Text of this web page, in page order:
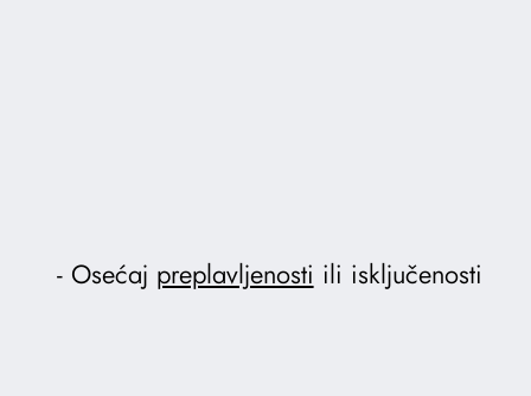
Osećaj preplavljenosti ili isključenosti